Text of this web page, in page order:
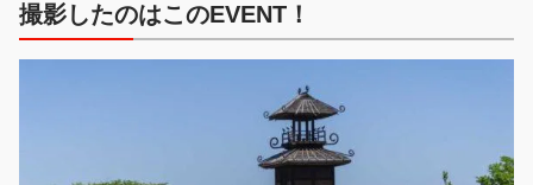
撮影したのはこのEVENT！